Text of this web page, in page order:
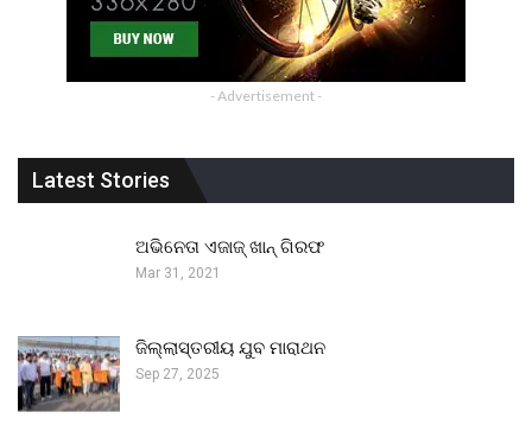
- Advertisement -
Latest Stories
ଅଭିନେତା ଏଜାଜ୍ ଖାନ୍ ଗିରଫ
Mar 31, 2021
ଜିଲ୍ଲାସ୍ତରୀୟ ଯୁବ ମାରାଥନ
Sep 27, 2025